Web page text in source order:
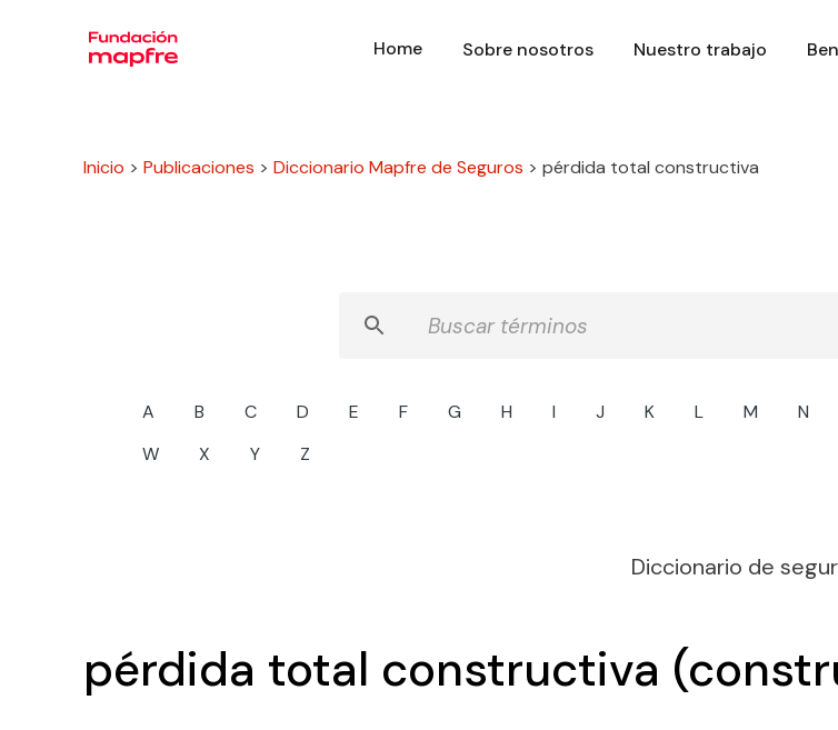
Home Sobre nosotros Nuestro trabajo
Inicio > Publicaciones > Diccionario Mapfre de Seguros > pérdida total constructiva
A B C D E F G H I J K L M N
W
X Y Z
Diccionario de
pérdida total constructiva